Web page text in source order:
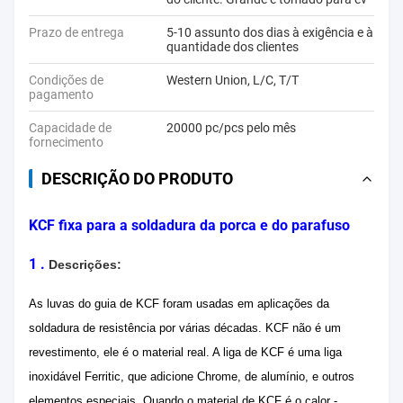
Prazo de entrega
5-10 assunto dos dias à exigência e à
quantidade dos clientes
Condições de
pagamento
Western Union, L/C, T/T
Capacidade de
fornecimento
20000 pc/pcs pelo mês
DESCRIÇÃO DO PRODUTO
KCF fixa para a soldadura da porca e do parafuso
1 . Descrições:
As luvas do guia de KCF foram usadas em aplicações da
soldadura de resistência por várias décadas. KCF não é um
revestimento, ele é o material real. A liga de KCF é uma liga
inoxidável Ferritic, que adicione Chrome, de alumínio, e outros